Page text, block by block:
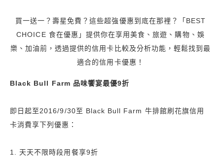
買一送一？壽星免費？這些超強優惠到底在那裡？「BEST
CHOICE 食在優惠」提供你在享用美食、旅遊、購物、娛
樂、加油前，透過提供的信用卡比較及分析功能，輕鬆找到最
適合的信用卡優惠！
Black Bull Farm 品味饗宴最優9折
即日起至2016/9/30至 Black Bull Farm 牛排館刷花旗信用
卡消費享下列優惠：
1. 天天不限時段用餐享9折